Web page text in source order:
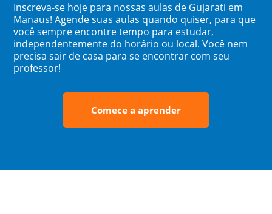
Inscreva-se hoje para nossas aulas de Gujarati em
Manaus! Agende suas aulas quando quiser, para que
você sempre encontre tempo para estudar,
independentemente do horário ou local. Você nem
precisa sair de casa para se encontrar com seu
professor!
Comece a aprender